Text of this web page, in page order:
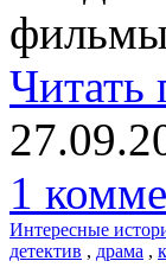
Читать
1
Интересные
детектив , драма ,